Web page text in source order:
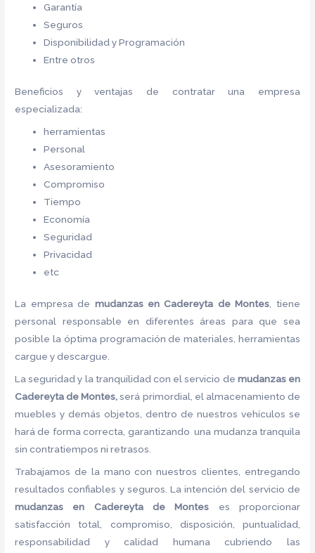
Garantía
Seguros
Disponibilidad y Programación
Entre otros
Beneficios y ventajas de contratar una empresa
especializada:
herramientas
Personal
Asesoramiento
Compromiso
Tiempo
Economía
Seguridad
Privacidad
etc
La empresa de mudanzas en Cadereyta de Montes, tiene
personal responsable en diferentes áreas para que sea
posible la óptima programación de materiales, herramientas
cargue y descargue.
La seguridad y la tranquilidad con el servicio de mudanzas en
Cadereyta de Montes,será primordial, el almacenamiento de
muebles y demás objetos, dentro de nuestros vehículos se
hará de forma correcta, garantizando una mudanza tranquila
sin contratiempos ni retrasos.
Trabajamos de la mano con nuestros clientes, entregando
resultados confiables y seguros. La intención del servicio de
mudanzas en Cadereyta de Montes es proporcionar
satisfacción total, compromiso, disposición, puntualidad,
responsabilidad y calidad humana cubriendo las